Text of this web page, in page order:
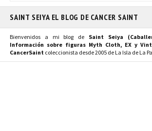
SAINT SEIYA EL BLOG DE CANCER SAINT
Bienvenidos a mi blog de Saint Seiya
Información sobre figuras Myth Cloth, EX y
CancerSaint coleccionista desde 2005 de La Isla de La